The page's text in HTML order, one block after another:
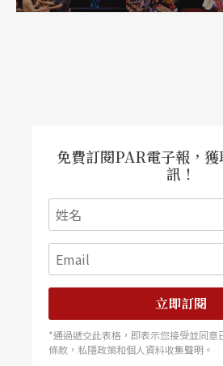
免費訂閱PAR電子報，
訊！
立即訂閱
*通過遞交此表格，即表示您接受並同意
條款，私隱政策和個人資料收集聲明。